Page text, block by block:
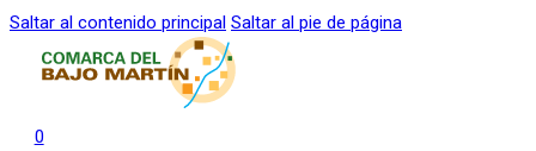
Saltar al contenido principal Saltar al pie de página
0